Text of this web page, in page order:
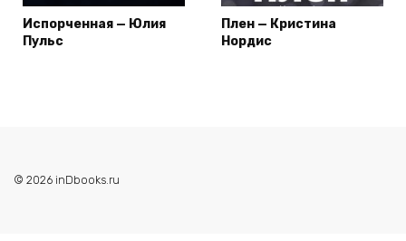
Испорченная — Юлия
Пульс
Плен — Кристина
Нордис
© 2026 inDbooks.ru